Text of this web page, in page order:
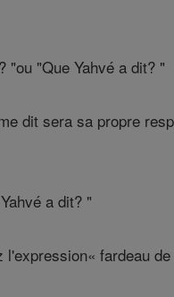
"ou "Que Yahvé a dit? "
dit sera sa propre
a dit? "
fardeau